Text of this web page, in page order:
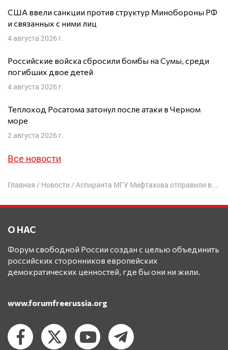
США ввели санкции против структур Минобороны РФ
и связанных с ними лиц
4 августа 2026 г.
Российские войска сбросили бомбы на Сумы, среди
погибших двое детей
4 августа 2026 г.
Теплоход Росатома затонул после атаки в Черном
море
2 августа 2026 г.
Все новости
Главная / Новости / Аспиранта МГУ Мифтахова отправили в колонии на тяжёлые работы
О НАС
Форум свободной России создан с целью объединить
российских сторонников европейских
демократических ценностей, где бы они ни жили.
www.forumfreerussia.org